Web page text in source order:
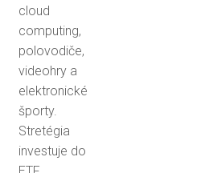
cloud
computing,
polovodiče,
videohry a
elektronické
športy.
Stretégia
investuje do